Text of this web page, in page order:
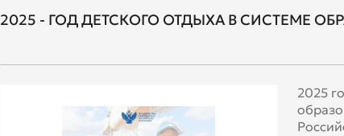
2025 - ГОД ДЕТСКОГО ОТДЫХА В СИСТЕМЕ
2025